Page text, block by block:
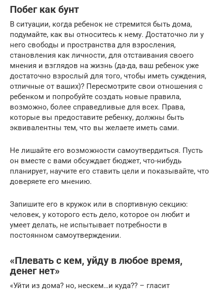
Побег как бунт
В ситуации, когда ребенок не стремится быть дома,
подумайте, как вы относитесь к нему. Достаточно ли у
него свободы и пространства для взросления,
становления как личности, для отстаивания своего
мнения и взглядов на жизнь (да-да, ваш ребенок уже
достаточно взрослый для того, чтобы иметь суждения,
отличные от ваших)? Пересмотрите свои отношения с
ребенком и попробуйте создать новые правила,
возможно, более справедливые для всех. Права,
которые вы предоставите ребенку, должны быть
эквивалентны тем, что вы желаете иметь сами.
Не лишайте его возможности самоутвердиться. Пусть
он вместе с вами обсуждает бюджет, что-нибудь
планирует, научите его ставить цели и показывайте, что
доверяете его мнению.
Запишите его в кружок или в спортивную секцию:
человек, у которого есть дело, которое он любит и
умеет делать, не испытывает потребности в
постоянном самоутверждении.
«Плевать с кем, уйду в любое время,
денег нет»
«Уйти из дома? но, нескем…и куда?? – гласит